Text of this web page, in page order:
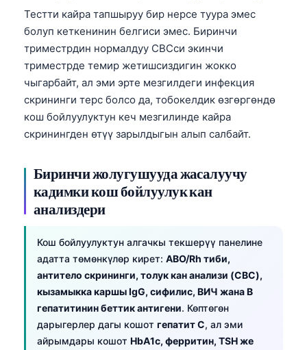
Тестти кайра тапшыруу бир нерсе туура эмес
болуп кеткенинин белгиси эмес. Биринчи
триместрдин нормалдуу CBCси экинчи
триместрде темир жетишсиздигин жокко
чыгарбайт, ал эми эрте мезгилдеги инфекция
скрининги терс болсо да, тобокелдик өзгөргөндө
кош бойлуулуктун кеч мезгилинде кайра
скринингден өтүү зарылдыгын алып салбайт.
Биринчи жолугушууда жасалуучу
кадимки кош бойлуулук кан
анализдери
Кош бойлуулуктун алгачкы текшерүү панелине
адатта төмөнкүлөр кирет: ABO/Rh тиби,
антитело скрининги, толук кан анализи (CBC),
кызамыкка каршы IgG, сифилис, ВИЧ жана В
гепатитинин беттик антигени. Көптөгөн
дарыгерлер дагы кошот гепатит С, ал эми
айрымдары кошот HbA1c, ферритин, TSH же